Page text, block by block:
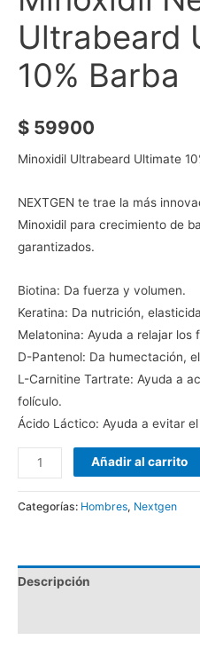
Ultrabeard
10% Barba
$ 59900
Minoxidil Ultrabeard Ultimate
NEXTGEN te trae la más
Minoxidil para crecimiento de
garantizados.
Biotina: Da fuerza y volumen.
Keratina: Da nutrición,
Melatonina: Ayuda a relajar los
D-Pantenol: Da humectación,
L-Carnitine Tartrate: Ayuda a
folículo.
Ácido Láctico: Ayuda a evitar el
Añadir al carrito
Categorías: Hombres, Nextgen
Descripción